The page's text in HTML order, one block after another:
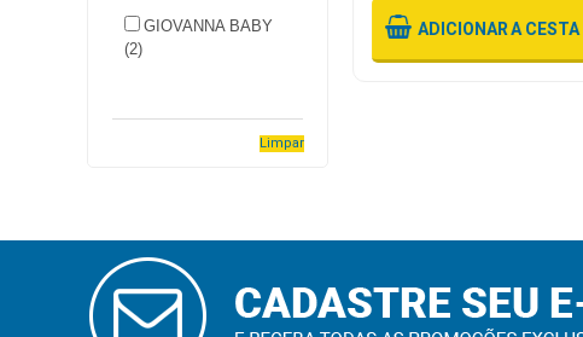
Dermocosméticos
Saúde
GIOVANNA BABY
(2)
Limpar
ADICIONARA CESTA ADICIONAR A CESTA
CADASTRAR
E-MAIL